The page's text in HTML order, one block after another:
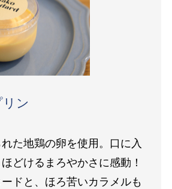
ン
た地鶏の卵を使用。口に入
どけるまろやかさに感動！
ドと、ほろ苦いカラメルも